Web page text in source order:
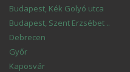
Budapest, Kék Golyó utca
Budapest, Szent Erzsébet ..
Debrecen
Győr
Kaposvár